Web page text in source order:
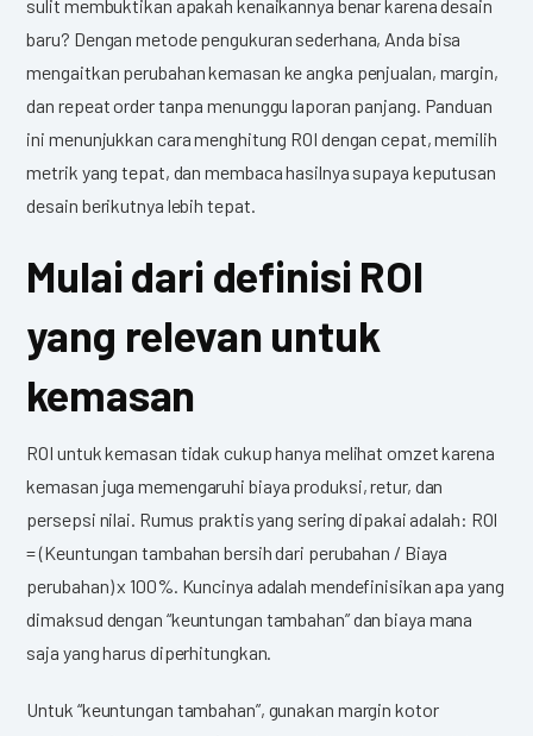
sulit membuktikan apakah kenaikannya benar karena desain
baru? Dengan metode pengukuran sederhana, Anda bisa
mengaitkan perubahan kemasan ke angka penjualan, margin,
dan repeat order tanpa menunggu laporan panjang. Panduan
ini menunjukkan cara menghitung ROI dengan cepat, memilih
metrik yang tepat, dan membaca hasilnya supaya keputusan
desain berikutnya lebih tepat.
Mulai dari definisi ROI
yang relevan untuk
kemasan
ROI untuk kemasan tidak cukup hanya melihat omzet karena
kemasan juga memengaruhi biaya produksi, retur, dan
persepsi nilai. Rumus praktis yang sering dipakai adalah: ROI
= (Keuntungan tambahan bersih dari perubahan / Biaya
perubahan) x 100%. Kuncinya adalah mendefinisikan apa yang
dimaksud dengan “keuntungan tambahan” dan biaya mana
saja yang harus diperhitungkan.
Untuk “keuntungan tambahan”, gunakan margin kotor